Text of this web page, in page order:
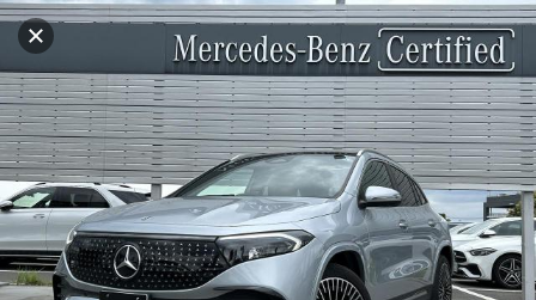
設定中 1032台
車を探す
中古車検索
販売店検索
エリア別最新ニュース
品質と保証
アカウント
ログイン
マイアカウント
マイリスト
アフターサービス
アフターサービス
車検／定期点検
企業情報
企業概要
リンク
マイリストに追加
電話で問い合わせ（無料）
キャンセル
千葉園生
サーティファイドカーセンター
販売店情報
地図を見る